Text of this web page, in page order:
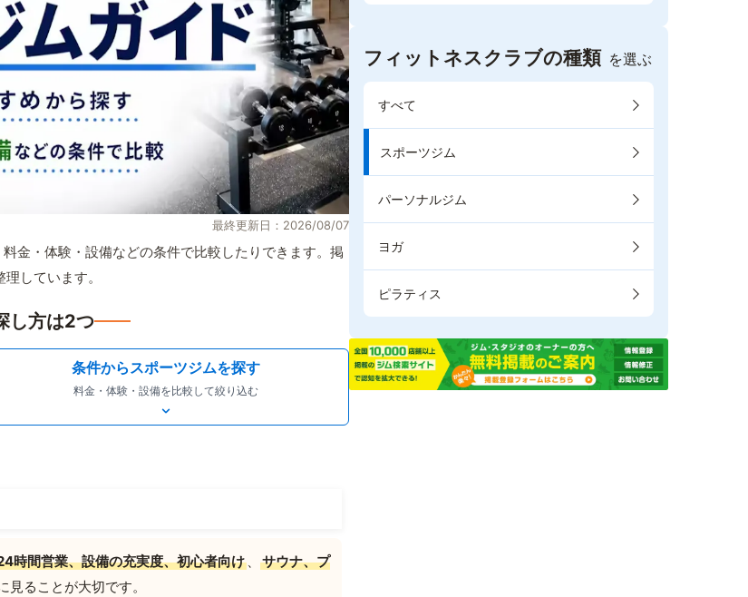
最終更新日：2026/08/07
金・体験・設備などの条件で比較したりできます。掲
しています。
し方は2つ
条件からスポーツジムを探す
料金・体験・設備を比較して絞り込む
時間営業、設備の充実度、初心者向け 、
サウナ、プ
ることが大切です。
フィットネスクラブの種類 を選ぶ
すべて
スポーツジム
パーソナルジム
ヨガ
ピラティス